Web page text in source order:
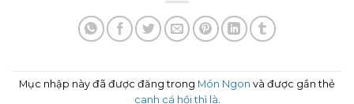
Mục nhập này đã được đăng trong Món Ngon và được gắn thẻ
canh cá hồi thì là.